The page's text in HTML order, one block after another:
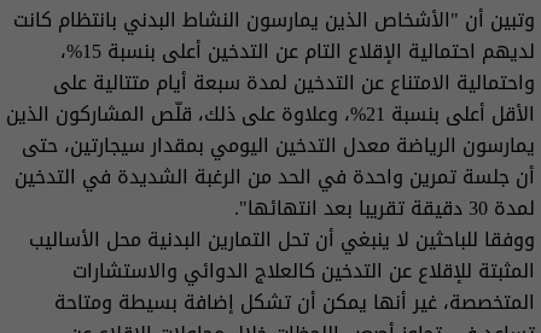
وتبين أن "الأشخاص الذين يمارسون النشاط البدني بانتظام كانت
لديهم احتمالية الإقلاع التام عن التدخين أعلى بنسبة 15%،
واحتمالية الامتناع عن التدخين لمدة سبعة أيام متتالية على
الأقل أعلى بنسبة 21%، وعلاوة على ذلك، قلّص المشاركون الذين
يمارسون الرياضة معدل التدخين اليومي بمقدار سيجارتين، حتى
أن جلسة تمرين واحدة في الحد من الرغبة الشديدة في التدخين
لمدة 30 دقيقة تقريبا بعد انتهائها".
ووفقا للباحثين لا ينبغي أن تحل التمارين البدنية محل الأساليب
المثبتة للإقلاع عن التدخين كالعلاج الدوائي والاستشارات
المتخصصة، غير أنها يمكن أن تشكل إضافة بسيطة ومتاحة